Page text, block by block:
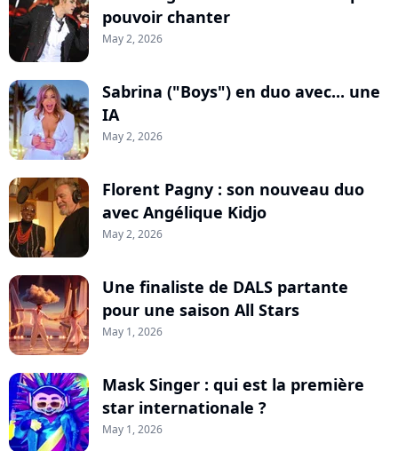
pouvoir chanter
May 2, 2026
Sabrina ("Boys") en duo avec... une
IA
May 2, 2026
Florent Pagny : son nouveau duo
avec Angélique Kidjo
May 2, 2026
Une finaliste de DALS partante
pour une saison All Stars
May 1, 2026
Mask Singer : qui est la première
star internationale ?
May 1, 2026